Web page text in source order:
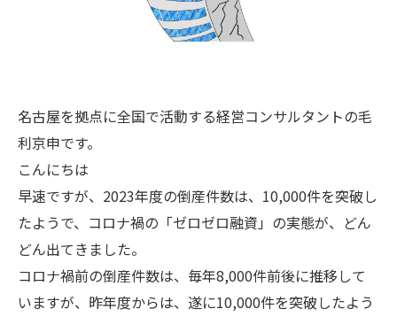
名古屋を拠点に全国で活動する経営コンサルタントの毛
利京申です。
こんにちは
早速ですが、2023年度の倒産件数は、10,000件を突破し
たようで、コロナ禍の「ゼロゼロ融資」の実態が、どん
どん出てきました。
コロナ禍前の倒産件数は、毎年8,000件前後に推移して
いますが、昨年度からは、遂に10,000件を突破したよう